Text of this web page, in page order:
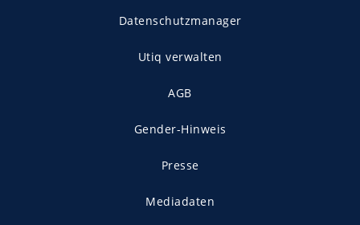
Datenschutzmanager
Utiq verwalten
AGB
Gender-Hinweis
Presse
Mediadaten